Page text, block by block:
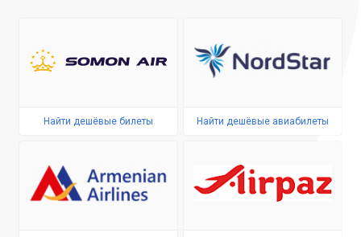
Найти дешёвые билеты Найти дешёвые авиабилеты